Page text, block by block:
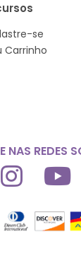
se
Carrinho
NAS REDES